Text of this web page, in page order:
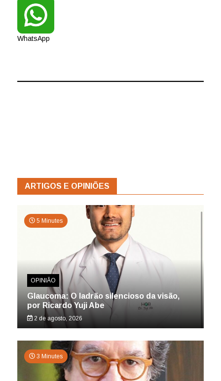
WhatsApp
ARTIGOS E OPINIÕES
5 Minutes
OPINIÃO
Glaucoma: O ladrão silencioso da visão,
por Ricardo Yuji Abe
2 de agosto, 2026
3 Minutes